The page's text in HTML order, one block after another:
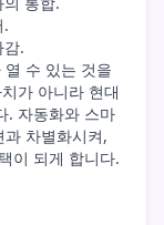
.
.
수 있는 것을
가 아니라 현대
. 자동화와 스마
차별화시켜,
이 되게 합니다.